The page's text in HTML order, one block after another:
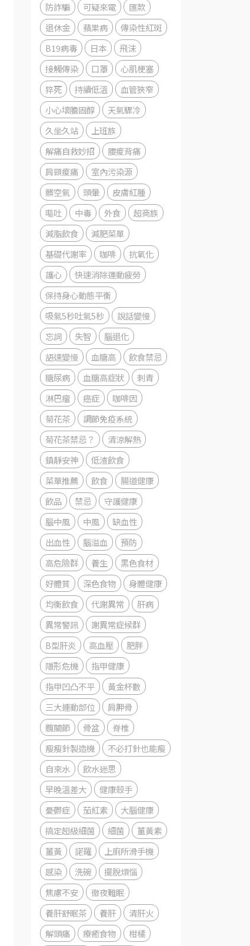
防詐騙
可疑來電
匯款
退休金
蘋果病
傳染性紅斑
B19病毒
日本
飛沫
接觸傳染
口罩
心肌梗塞
猝死
持續低溫
血管狹窄
小心壞膽固醇
天氣驟冷
久坐久站
上班族
解痛自救妙招
腰痠背痛
肩頸痠痛
室內污染源
髒空氣
頭暈
皮膚紅腫
嘔吐
中毒 外食
超商族
減脂飲食
減肥菜單
基礎代謝率
咖啡
抗氧化
護心
快速消除運動疲勞
保持身心動態平衡
吸氣5秒吐氣5秒
說話變慢
忘詞
失智
腦退化
語速變慢
血糖高
飲食禁忌
糖尿病
血糖高症狀
刺青
淋巴瘤
癌症
咖啡因
菊花茶
調節免疫系統
菊花茶禁忌？
清涼解熱
鎮靜安神
低渣飲食
菜單推薦
飲食
腸道健康
飲品
禁忌
守護健康
腦中風
中風
缺血性
出血性
腦溢血
預防
高危險群
養生
黑色食材
好體質
深色食物
身體健康
均衡飲食
代謝異常
肝病
異常警訊
謝異常症候群
B型肝炎
高血壓
肥胖
隱形危機
指甲健康
指甲凹凸不平
黃金杯數
三大連動部位
肩胛骨
髖關節
骨盆
脊椎
瘦瘦針製造機
不必打針也能瘦
自來水
飲水迷思
早晚溫差大
健康殺手
憂鬱症
茄紅素
大腦健康
搞定超級細菌
細菌
薑黃素
薑黃
諾羅
上廁所滑手機
感染
洗碗
擺脫煩惱
焦慮不安
徹夜難眠
養肝舒眠茶
養肝
清肝火
解頭痛
療癒食物
柑橘